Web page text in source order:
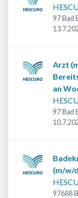
97 Bad
Arzt
an
97 Bad
(m/w/
97688